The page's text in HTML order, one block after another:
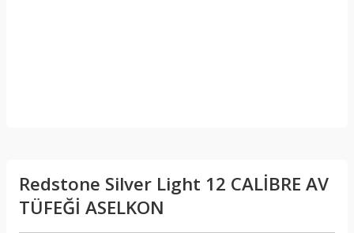
Redstone Silver Light 12 CALİBRE AV
TÜFEĞİ ASELKON